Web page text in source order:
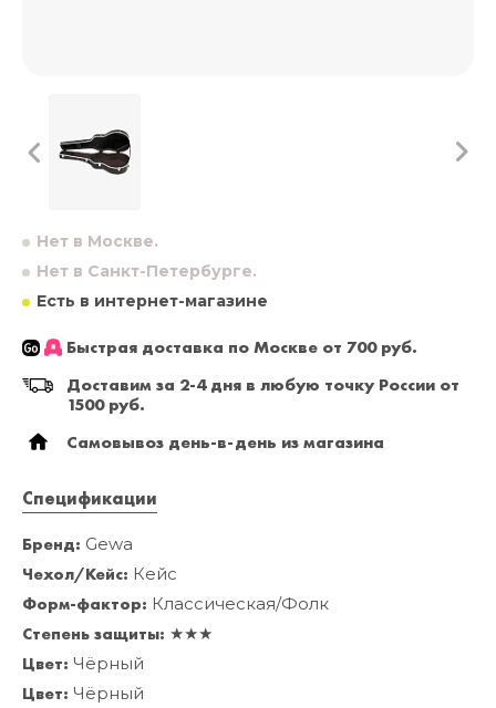
Нет в Москве.
Нет в Санкт-Петербурге.
Есть в интернет-магазине
Быстрая доставка по Москве от 700 руб.
Доставим за 2-4 дня в любую точку России от
1500 руб.
Самовывоз день-в-день из магазина
Спецификации
Бренд: Gewa
Чехол/Кейс: Кейс
Форм-фактор: Классическая/Фолк
Степень защиты: ★★★
Цвет: Чёрный
Цвет: Чёрный